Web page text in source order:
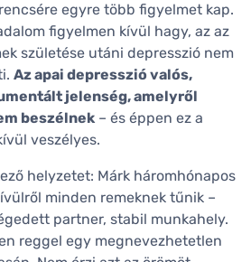
egyre több figyelmet kap.
figyelmen kívül hagy, az az
születése utáni depresszió nem
Az apai depresszió valós,
jelenség, amelyről
beszélnek – és éppen ez a
veszélyes.
helyzetet: Márk háromhónapos
minden remeknek tűnik –
partner, stabil munkahely.
reggel egy megnevezhetetlen